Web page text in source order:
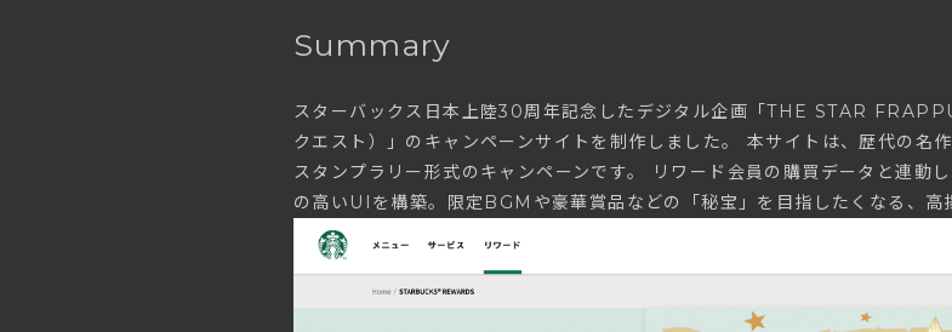
Summary
スターバックス日本上陸30周年記念したデジタル企画「THE STAR
クエスト）」のキャンペーンサイトを制作しました。 本サイトは、歴代の名
スタンプラリー形式のキャンペーンです。 リワード会員の購買データと連動
の高いUIを構築。限定BGMや豪華賞品などの「秘宝」を目指したくなる、高